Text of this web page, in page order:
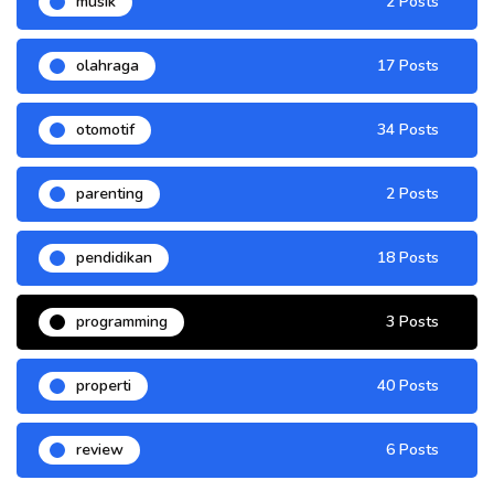
olahraga 17 Posts
otomotif 34 Posts
parenting 2 Posts
pendidikan 18 Posts
programming 3 Posts
properti 40 Posts
review 6 Posts